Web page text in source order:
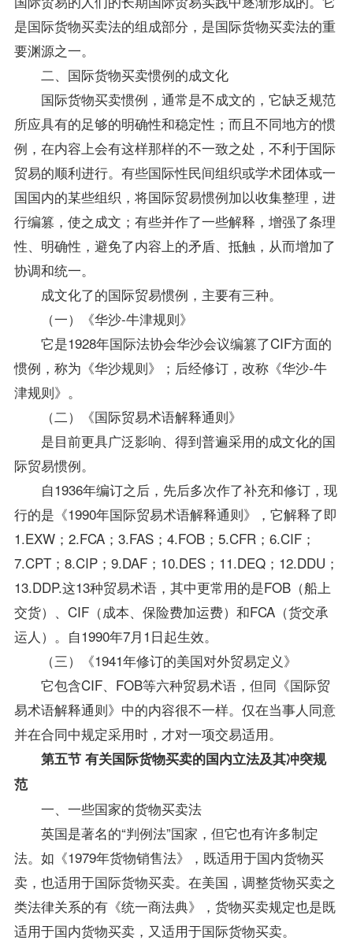
是国际货物买卖法的组成部分，是国际货物买卖法的重
要渊源之一。
二、国际货物买卖惯例的成文化
国际货物买卖惯例，通常是不成文的，它缺乏规范
所应具有的足够的明确性和稳定性；而且不同地方的惯
例，在内容上会有这样那样的不一致之处，不利于国际
贸易的顺利进行。有些国际性民间组织或学术团体或一
国国内的某些组织，将国际贸易惯例加以收集整理，进
行编篡，使之成文；有些并作了一些解释，增强了条理
性、明确性，避免了内容上的矛盾、抵触，从而增加了
协调和统一。
成文化了的国际贸易惯例，主要有三种。
（一）《华沙-牛津规则》
它是1928年国际法协会华沙会议编篡了CIF方面的
惯例，称为《华沙规则》；后经修订，改称《华沙-牛
津规则》。
（二）《国际贸易术语解释通则》
是目前更具广泛影响、得到普遍采用的成文化的国
际贸易惯例。
自1936年编订之后，先后多次作了补充和修订，现
行的是《1990年国际贸易术语解释通则》，它解释了即
1.EXW；2.FCA；3.FAS；4.FOB；5.CFR；6.CIF；
7.CPT；8.CIP；9.DAF；10.DES；11.DEQ；12.DDU；
13.DDP.这13种贸易术语，其中更常用的是FOB（船上
交货）、CIF（成本、保险费加运费）和FCA（货交承
运人）。自1990年7月1日起生效。
（三）《1941年修订的美国对外贸易定义》
它包含CIF、FOB等六种贸易术语，但同《国际贸
易术语解释通则》中的内容很不一样。仅在当事人同意
并在合同中规定采用时，才对一项交易适用。
第五节 有关国际货物买卖的国内立法及其冲突规
范
一、一些国家的货物买卖法
英国是著名的“判例法”国家，但它也有许多制定
法。如《1979年货物销售法》，既适用于国内货物买
卖，也适用于国际货物买卖。在美国，调整货物买卖之
类法律关系的有《统一商法典》，货物买卖规定也是既
适用于国内货物买卖，又适用于国际货物买卖。